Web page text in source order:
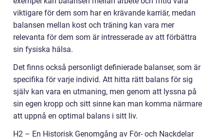
viktigare för dem som har en krävande karriär, medan
balansen mellan kost och träning kan vara mer
relevanta för dem som är intresserade av att förbättra
sin fysiska hälsa.
Det finns också personligt definierade balanser, som är
specifika för varje individ. Att hitta rätt balans för sig
själv kan vara en utmaning, men genom att lyssna på
sin egen kropp och sitt sinne kan man komma närmare
att uppnå en optimal balans i sitt liv.
H2 – En Historisk Genomgång av För- och Nackdelar